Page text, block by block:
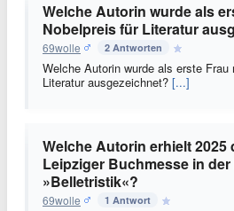
Welche Autorin wurde als
Nobelpreis für Literatur
69wolle 2 Antworten
Welche Autorin wurde als erste
Literatur ausgezeichnet? [...]
Welche Autorin erhielt 2025
Leipziger Buchmesse in
»Belletristik«?
69wolle 1 Antwort